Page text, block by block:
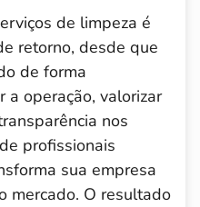
de limpeza é
retorno, desde que
de forma
a operação, valorizar
nos
profissionais
sua empresa
mercado. O resultado